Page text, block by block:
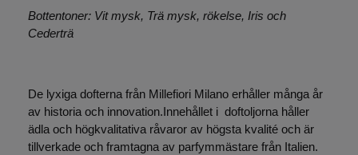
Bottentoner: Vit mysk, Trä mysk, rökelse, Iris och
Cederträ
De lyxiga dofterna från Millefiori Milano erhåller många år
av historia och innovation.Innehållet i doftoljorna håller
ädla och högkvalitativa råvaror av högsta kvalité och är
tillverkade och framtagna av parfymmästare från Italien.